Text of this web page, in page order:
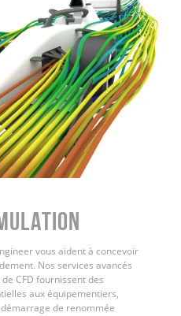
vous aident à concevoir
Nos services avancés
CFD fournissent des
aux équipementiers,
de renommée